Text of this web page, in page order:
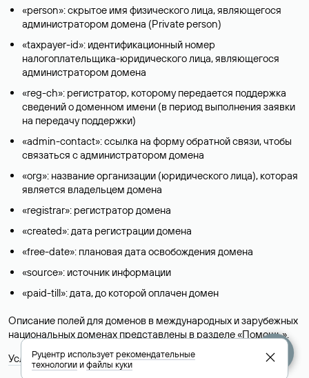
«person»: скрытое имя физического лица, являющегося
администратором домена (Privatе person)
«taxpayer-id»: идентификационный номер
налогоплательщика-юридического лица, являющегося
администратором домена
«reg-ch»: регистратор, которому передается поддержка
сведений о доменном имени (в период выполнения заявки
на передачу поддержки)
«admin-contact»: ссылка на форму обратной связи, чтобы
связаться с администратором домена
«org»: название организации (юридического лица), которая
является владельцем домена
«registrar»: регистратор домена
«created»: дата регистрации домена
«free-date»: плановая дата освобождения домена
«source»: источник информации
«paid-till»: дата, до которой оплачен домен
Описание полей для доменов в международных и зарубежных
национальных доменах представлены в разделе «Помощь».
Условия использования Whois-сервиса
Руцентр используетрекомендательные
технологииифайлы куки